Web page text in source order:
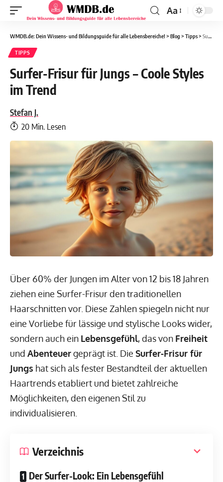
Aa
WMDB.de: Dein Wissens- und Bildungsguide für alle Lebensbereiche! > Blog > Tipps> Surfer-Frisur für Jungs – Coole Styles im Trend
TIPPS
Surfer-Frisur für Jungs – Coole Styles
im Trend
Stefan J.
20 Min. Lesen
Über 60% der Jungen im Alter von 12 bis 18 Jahren
ziehen eine Surfer-Frisur den traditionellen
Haarschnitten vor. Diese Zahlen spiegeln nicht nur
eine Vorliebe für lässige und stylische Looks wider,
sondern auch ein Lebensgefühl, das von Freiheit
und Abenteuergeprägt ist. Die Surfer-Frisur für
Jungs hat sich als fester Bestandteil der aktuellen
Haartrends etabliert und bietet zahlreiche
Möglichkeiten, den eigenen Stil zu
individualisieren.
Verzeichnis
Der Surfer-Look: Ein Lebensgefühl